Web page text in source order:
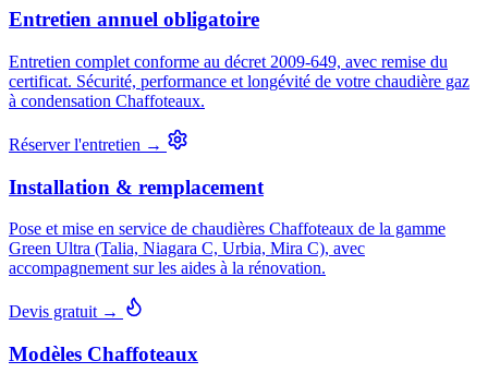
Entretien annuel obligatoire
Entretien complet conforme au décret 2009-649, avec remise du
certificat. Sécurité, performance et longévité de votre chaudière gaz
à condensation Chaffoteaux.
Réserver l'entretien →
Installation & remplacement
Pose et mise en service de chaudières Chaffoteaux de la gamme
Green Ultra (Talia, Niagara C, Urbia, Mira C), avec
accompagnement sur les aides à la rénovation.
Devis gratuit →
Modèles Chaffoteaux